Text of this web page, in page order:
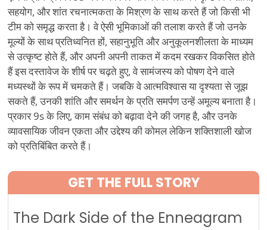
सहयोग, और शांत रचनात्मकता के मिश्रण के साथ करते हैं जो किसी भी
टीम को समृद्ध करता है। वे ऐसी भूमिकाओं की तलाश करते हैं जो उनके
मूल्यों के साथ प्रतिध्वनित हों, सहानुभूति और अनुकूलनशीलता के माध्यम
से उत्कृष्ट होते हैं, और अपनी अपनी ताकत में कदम रखकर विकसित होते
हैं इस दस्तावेज के शीर्ष पर चढ़ते हुए, वे सामंजस्य को पोषण देने वाले
मध्यस्थों के रूप में चमकते हैं। जबकि वे आत्मविश्वास या दृश्यता से जूझ
सकते हैं, उनकी शांति और समर्थन के प्रति समर्पण उन्हें अमूल्य बनाता है।
प्रकार 9s के लिए, काम संबंध को बढ़ावा देने की जगह है, और उनके
व्यावसायिक जीवन एकता और उद्देश्य की कोमल लेकिन शक्तिशाली खोज
को प्रतिबिंबित करते हैं।
GET THE FULL STORY
The Dark Side of the Enneagram